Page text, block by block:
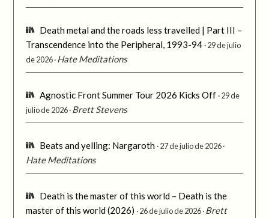
Death metal and the roads less travelled | Part III –
Transcendence into the Peripheral, 1993-94 29 de julio
de 2026 Hate Meditations
Agnostic Front Summer Tour 2026 Kicks Off 29 de
julio de 2026 Brett Stevens
Beats and yelling: Nargaroth 27 de julio de 2026
Hate Meditations
Death is the master of this world – Death is the
master of this world (2026)
26 de julio de 2026 Brett